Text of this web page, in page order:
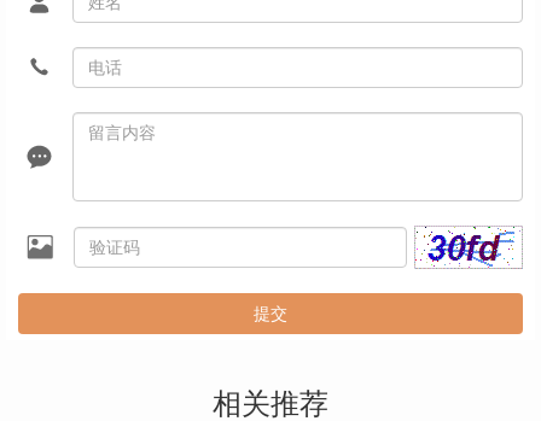
提交
相关推荐